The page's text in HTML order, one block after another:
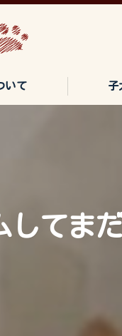
いて 子
してま